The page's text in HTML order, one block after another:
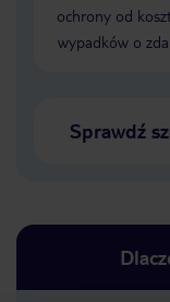
ochrony od
wypadków o
Sprawdź